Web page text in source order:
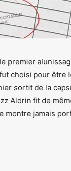
premier
choisi pour être
sortit de la
Aldrin fit de
montre jamais